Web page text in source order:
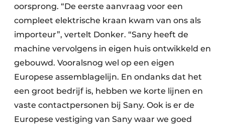
oorsprong. “De eerste aanvraag voor een
compleet elektrische kraan kwam van ons als
importeur”, vertelt Donker. “Sany heeft de
machine vervolgens in eigen huis ontwikkeld en
gebouwd. Vooralsnog wel op een eigen
Europese assemblagelijn. En ondanks dat het
een groot bedrijf is, hebben we korte lijnen en
vaste contactpersonen bij Sany. Ook is er de
Europese vestiging van Sany waar we goed